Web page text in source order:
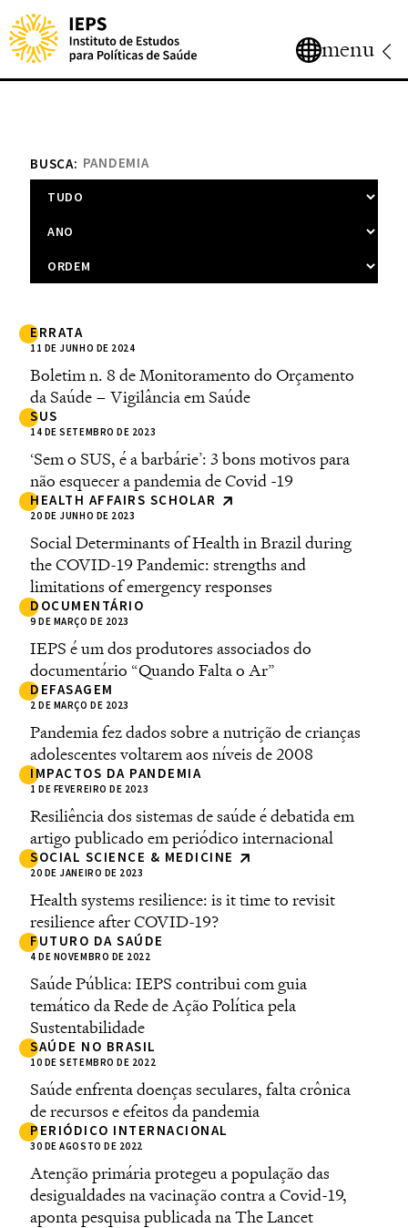
menu
BUSCA:
ERRATA
11 DE JUNHO DE 2024
Boletim n. 8 de Monitoramento do Orçamento
da Saúde – Vigilância em Saúde
SUS
14 DE SETEMBRO DE 2023
‘Sem o SUS, é a barbárie’: 3 bons motivos para
não esquecer a pandemia de Covid -19
HEALTH AFFAIRS SCHOLAR
20 DE JUNHO DE 2023
Social Determinants of Health in Brazil during
the COVID-19 Pandemic: strengths and
limitations of emergency responses
DOCUMENTÁRIO
9 DE MARÇO DE 2023
IEPS é um dos produtores associados do
documentário “Quando Falta o Ar”
DEFASAGEM
2 DE MARÇO DE 2023
Pandemia fez dados sobre a nutrição de crianças
adolescentes voltarem aos níveis de 2008
IMPACTOS DA PANDEMIA
1 DE FEVEREIRO DE 2023
Resiliência dos sistemas de saúde é debatida em
artigo publicado em periódico internacional
SOCIAL SCIENCE & MEDICINE
20 DE JANEIRO DE 2023
Health systems resilience: is it time to revisit
resilience after COVID-19?
FUTURO DA SAÚDE
4 DE NOVEMBRO DE 2022
Saúde Pública: IEPS contribui com guia
temático da Rede de Ação Política pela
Sustentabilidade
SAÚDE NO BRASIL
10 DE SETEMBRO DE 2022
Saúde enfrenta doenças seculares, falta crônica
de recursos e efeitos da pandemia
PERIÓDICO INTERNACIONAL
30 DE AGOSTO DE 2022
Atenção primária protegeu a população das
desigualdades na vacinação contra a Covid-19,
aponta pesquisa publicada na The Lancet